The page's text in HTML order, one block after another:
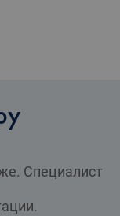
Специалист